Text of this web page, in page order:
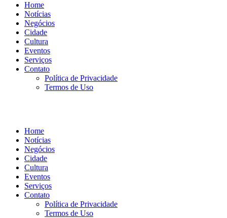
Home
Notícias
Negócios
Cidade
Cultura
Eventos
Serviços
Contato
Política de Privacidade
Termos de Uso
Home
Notícias
Negócios
Cidade
Cultura
Eventos
Serviços
Contato
Política de Privacidade
Termos de Uso